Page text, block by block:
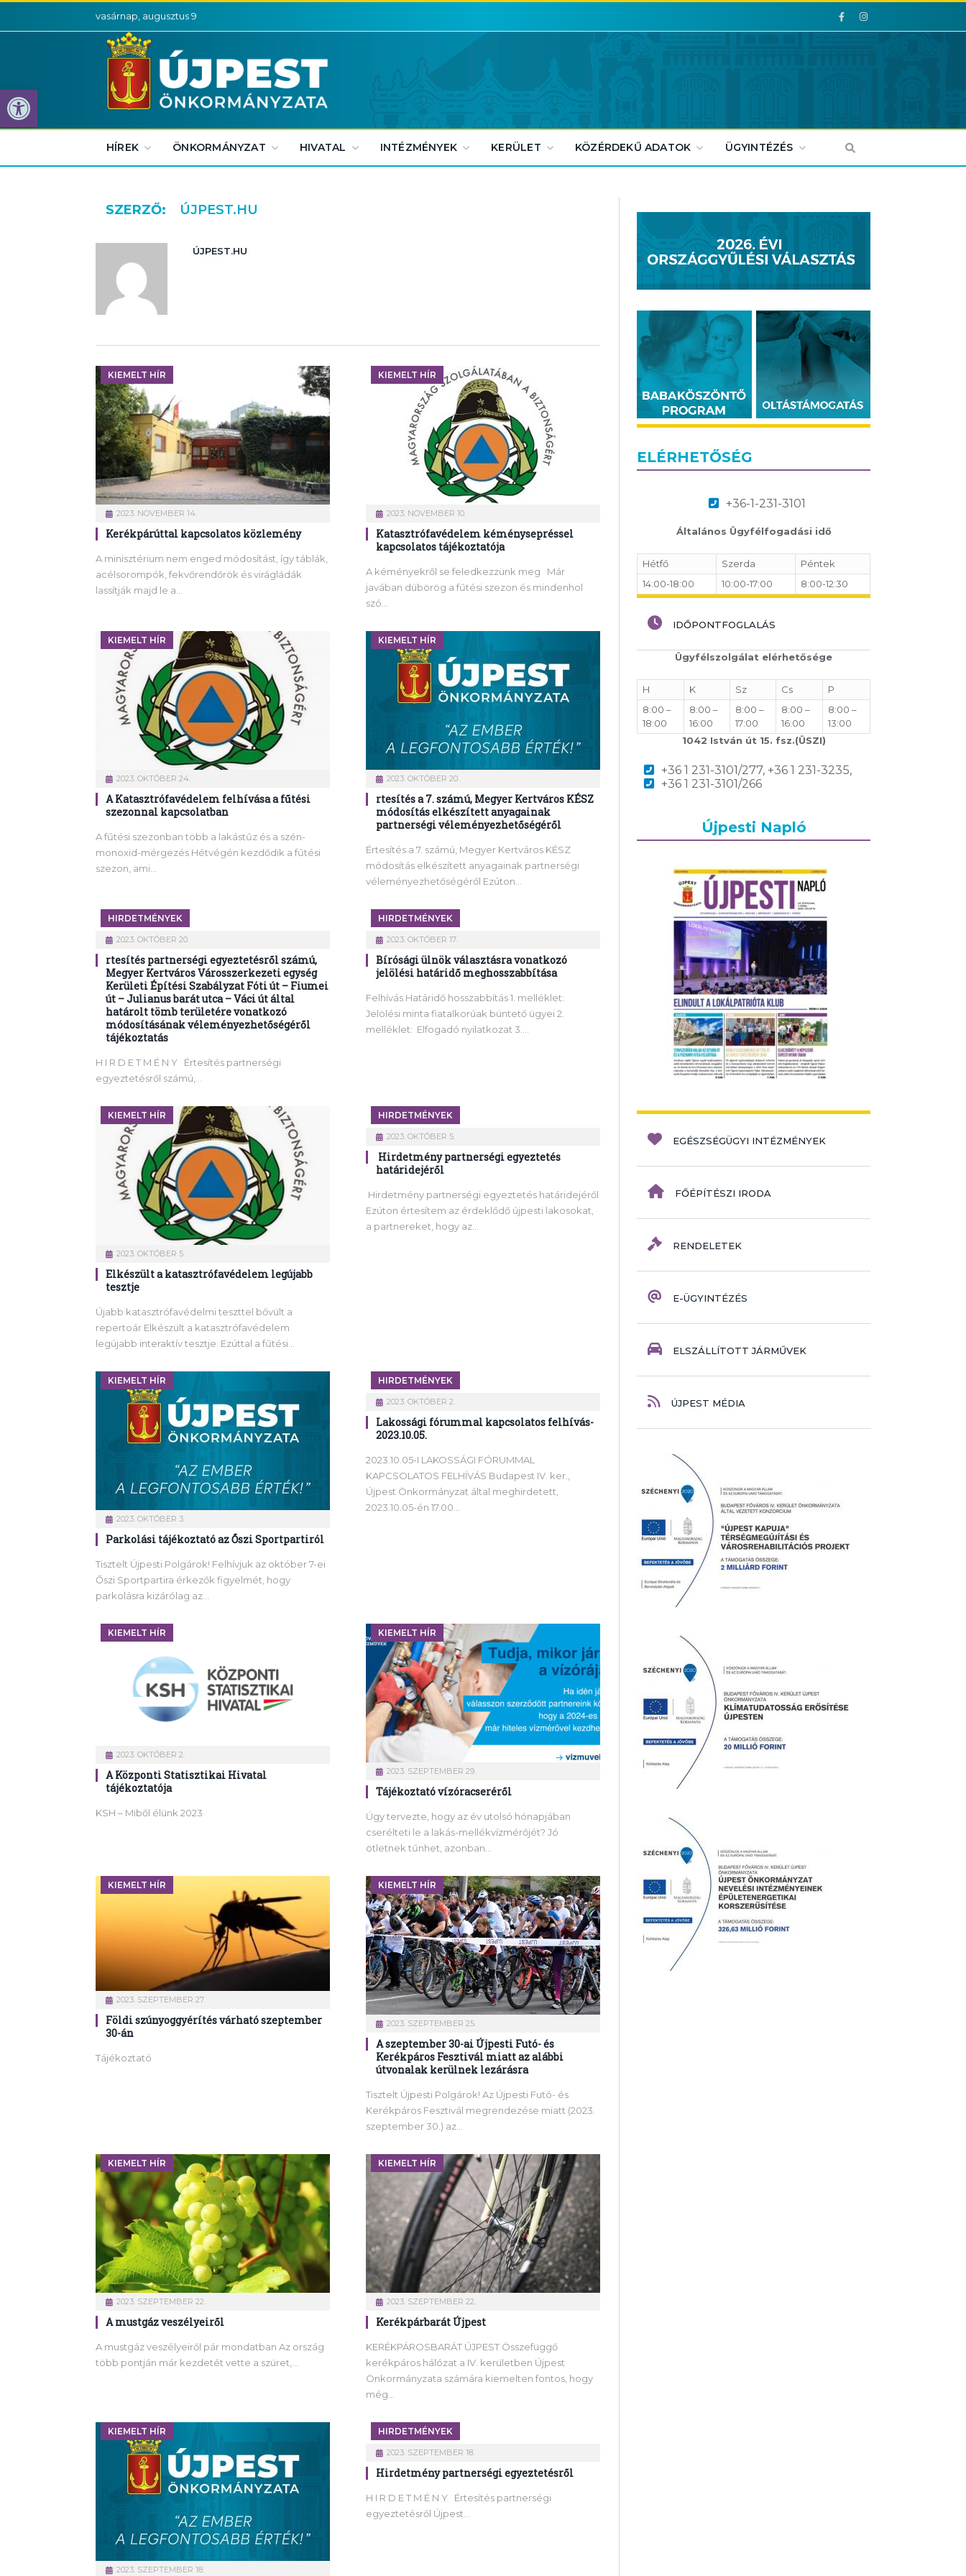
Eszköztár megnyitása
vasárnap, augusztus 9 Facebook
Facebook
HÍREK ÖNKORMÁNYZAT HIVATAL INTÉZMÉNYEK KERÜLET KÖZÉRDEKŰ ADATOK ÜGYINTÉZÉS
SZERZŐ: ÚJPEST.HU
ÚJPEST.HU
KIEMELT HÍR
2023. NOVEMBER 14.
Kerékpárúttal kapcsolatos közlemény
A minisztérium nem enged módosítást, így táblák,
acélsorompók, fekvőrendőrök és virágládák
lassítják majd le a…
KIEMELT HÍR
2023. NOVEMBER 10.
Katasztrófavédelem kéménysepréssel
kapcsolatos tájékoztatója
A kéményekről se feledkezzünk meg Már
javában dübörög a fűtési szezon és mindenhol
szó…
KIEMELT HÍR
2023. OKTÓBER 24.
A Katasztrófavédelem felhívása a fűtési
szezonnal kapcsolatban
A fűtési szezonban több a lakástűz és a szén-
monoxid-mérgezés Hétvégén kezdődik a fűtési
szezon, ami…
KIEMELT HÍR
2023. OKTÓBER 20.
rtesítés a 7. számú, Megyer Kertváros KÉSZ
módosítás elkészített anyagainak
partnerségi véleményezhetőségéről
Értesítés a 7. számú, Megyer Kertváros KÉSZ
módosítás elkészített anyagainak partnerségi
véleményezhetőségéről Ezúton…
HIRDETMÉNYEK
2023. OKTÓBER 20.
rtesítés partnerségi egyeztetésről számú,
Megyer Kertváros Városszerkezeti egység
Kerületi Építési Szabályzat Fóti út – Fiumei
út – Julianus barát utca – Váci út által
határolt tömb területére vonatkozó
módosításának véleményezhetőségéről
tájékoztatás
H I R D E T M É N Y Értesítés partnerségi
egyeztetésről számú,…
HIRDETMÉNYEK
2023. OKTÓBER 17.
Bírósági ülnök választásra vonatkozó
jelölési határidő meghosszabbítása
Felhívás Határidő hosszabbítás 1. melléklet:
Jelölési minta fiatalkorúak büntető ügyei 2.
melléklet: Elfogadó nyilatkozat 3.…
KIEMELT HÍR
2023. OKTÓBER 5.
Elkészült a katasztrófavédelem legújabb
tesztje
Újabb katasztrófavédelmi teszttel bővült a
repertoár Elkészült a katasztrófavédelem
legújabb interaktív tesztje. Ezúttal a fűtési…
HIRDETMÉNYEK
2023. OKTÓBER 5.
Hirdetmény partnerségi egyeztetés
határidejéről
Hirdetmény partnerségi egyeztetés határidejéről
Ezúton értesítem az érdeklődő újpesti lakosokat,
a partnereket, hogy az…
KIEMELT HÍR
2023. OKTÓBER 3.
Parkolási tájékoztató az Őszi Sportpartiról
Tisztelt Újpesti Polgárok! Felhívjuk az október 7-ei
Őszi Sportpartira érkezők figyelmét, hogy
parkolásra kizárólag az…
HIRDETMÉNYEK
2023. OKTÓBER 2.
Lakossági fórummal kapcsolatos felhívás-
2023.10.05.
2023.10.05-I LAKOSSÁGI FÓRUMMAL
KAPCSOLATOS FELHÍVÁS Budapest IV. ker.,
Újpest Önkormányzat által meghirdetett,
2023.10.05-én 17.00…
KIEMELT HÍR
2023. OKTÓBER 2.
A Központi Statisztikai Hivatal
tájékoztatója
KSH – Miből élünk 2023
KIEMELT HÍR
2023. SZEPTEMBER 29.
Tájékoztató vízóracseréről
Úgy tervezte, hogy az év utolsó hónapjában
cserélteti le a lakás-mellékvízmérőjét? Jó
ötletnek tűnhet, azonban…
KIEMELT HÍR
2023. SZEPTEMBER 27.
Földi szúnyoggyérítés várható szeptember
30-án
Tájékoztató
KIEMELT HÍR
2023. SZEPTEMBER 25.
A szeptember 30-ai Újpesti Futó- és
Kerékpáros Fesztivál miatt az alábbi
útvonalak kerülnek lezárásra
Tisztelt Újpesti Polgárok! Az Újpesti Futó- és
Kerékpáros Fesztivál megrendezése miatt (2023.
szeptember 30.) az…
KIEMELT HÍR
2023. SZEPTEMBER 22.
A mustgáz veszélyeiről
A mustgáz veszélyeiről pár mondatban Az ország
több pontján már kezdetét vette a szüret,…
KIEMELT HÍR
2023. SZEPTEMBER 22.
Kerékpárbarát Újpest
KERÉKPÁROSBARÁT ÚJPEST Összefüggő
kerékpáros hálózat a IV. kerületben Újpest
Önkormányzata számára kiemelten fontos, hogy
még…
KIEMELT HÍR
2023. SZEPTEMBER 18.
HIRDETMÉNYEK
2023. SZEPTEMBER 18.
Hirdetmény partnerségi egyeztetésről
H I R D E T M É N Y Értesítés partnerségi
egyeztetésről Újpest…
ELÉRHETŐSÉG
+36-1-231-3101
Általános Ügyfélfogadási idő
Hétfő Szerda
Péntek
14:00-18:00
10:00-17:00 8:00-12:30
IDŐPONTFOGLALÁS
Ügyfélszolgálat elérhetősége
H K Sz Cs
P
8:00 –
18:00
8:00 –
16:00
8:00 –
17:00
8:00 –
16:00
8:00 –
13:00
1042 István út 15. fsz.(ÜSZI)
+36 1 231-3101/277, +36 1 231-3235,
+36 1 231-3101/266
Újpesti Napló
EGÉSZSÉGÜGYI INTÉZMÉNYEK
FŐÉPÍTÉSZI IRODA
RENDELETEK
E-ÜGYINTÉZÉS
ELSZÁLLÍTOTT JÁRMŰVEK
ÚJPEST MÉDIA